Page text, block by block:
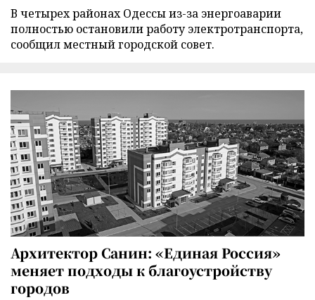
В четырех районах Одессы из-за энергоаварии
полностью остановили работу электротранспорта,
сообщил местный городской совет.
Архитектор Санин: «Единая Россия»
меняет подходы к благоустройству
городов